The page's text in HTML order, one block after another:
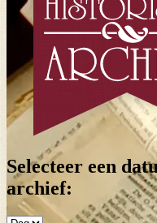
Selecteer een
archief: